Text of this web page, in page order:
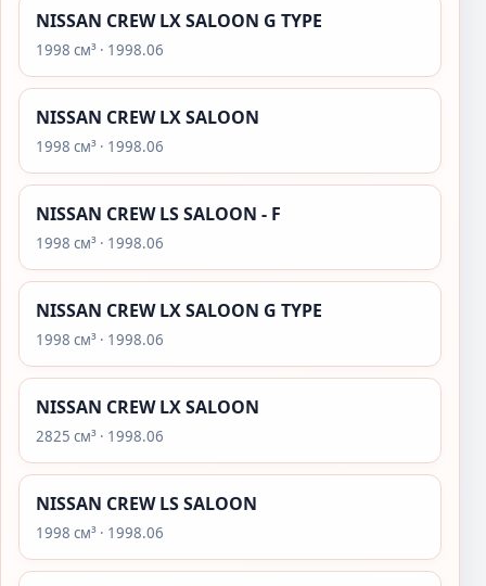
NISSAN CREW LX SALOON G TYPE
1998 см³ · 1998.06
NISSAN CREW LX SALOON
1998 см³ · 1998.06
NISSAN CREW LS SALOON - F
1998 см³ · 1998.06
NISSAN CREW LX SALOON G TYPE
1998 см³ · 1998.06
NISSAN CREW LX SALOON
2825 см³ · 1998.06
NISSAN CREW LS SALOON
1998 см³ · 1998.06